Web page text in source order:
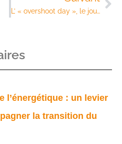
L’ « overshoot day », le jour du dépassement de la Terre
l’énergétique : un levier
la transition du